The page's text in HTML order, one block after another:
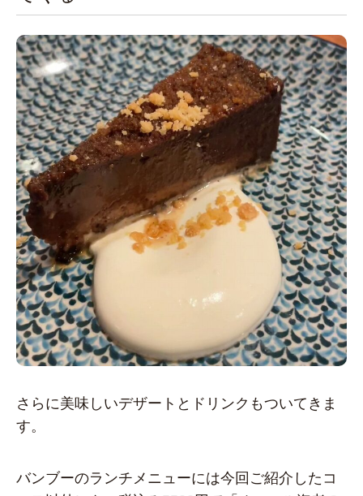
さらに美味しいデザートとドリンクもついてきま
す。
バンブーのランチメニューには今回ご紹介したコ